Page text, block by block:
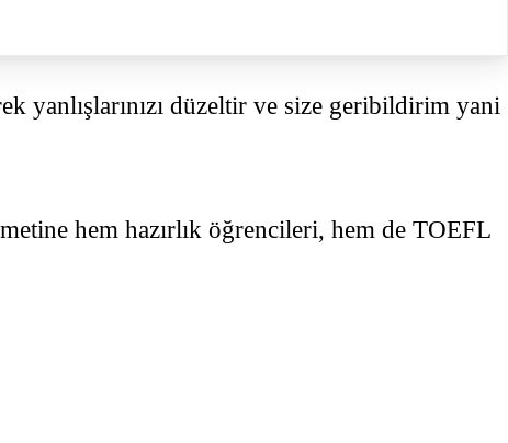
yanlışlarınızı düzeltir ve size geribildirim yani
hem hazırlık öğrencileri, hem de TOEFL